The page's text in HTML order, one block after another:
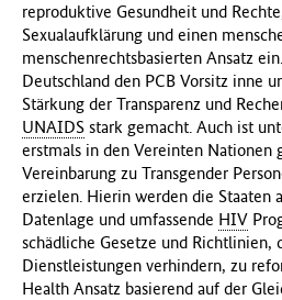
reproduktive Gesundheit und
Sexualaufklärung und einen
menschenrechtsbasierten Ansatz
Deutschland den PCB Vorsitz inne
Stärkung der Transparenz und
UNAIDS stark gemacht. Auch ist
erstmals in den Vereinten Nationen
Vereinbarung zu Transgender
erzielen. Hierin werden die Staaten
Datenlage und umfassende HIV
schädliche Gesetze und Richtlinien,
Dienstleistungen verhindern, zu
Health Ansatz basierend auf der